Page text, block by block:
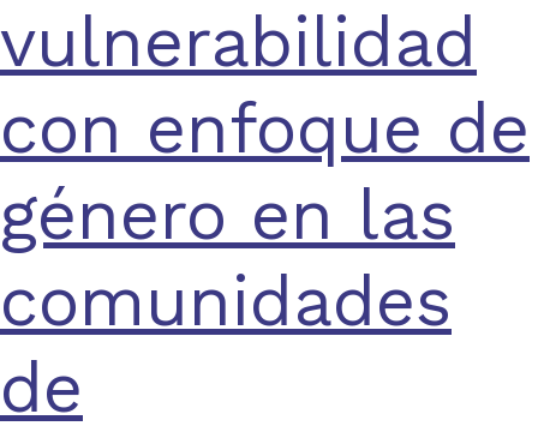
vulnerabilidad
con enfoque de
género en las
comunidades
de